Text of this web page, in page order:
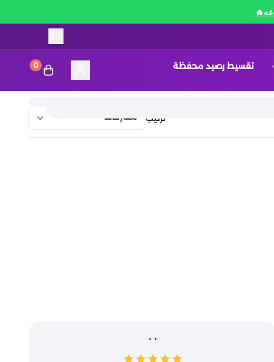
تقسيط رصيد محفظة 0
ترتيب
. .